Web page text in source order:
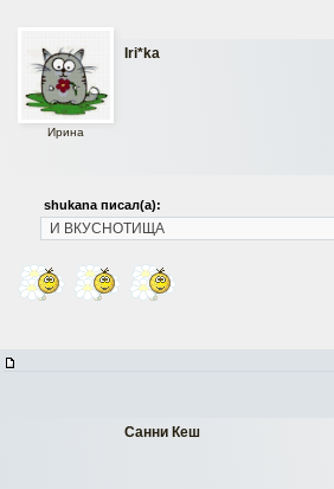
Iri*ka
Ирина
shukana писал(а):
И ВКУСНОТИЩА
Санни Кеш